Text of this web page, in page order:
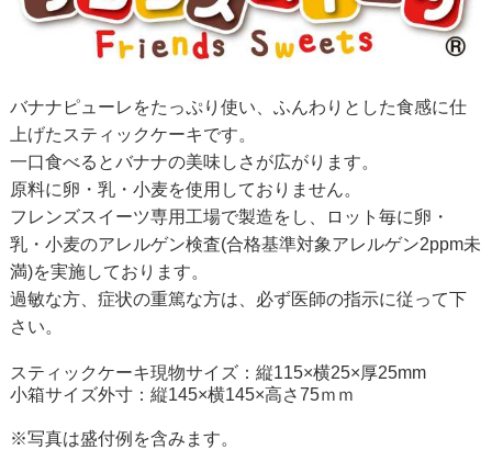
バナナピューレをたっぷり使い、ふんわりとした食感に仕
上げたスティックケーキです。
一口食べるとバナナの美味しさが広がります。
原料に卵・乳・小麦を使用しておりません。
フレンズスイーツ専用工場で製造をし、ロット毎に卵・
乳・小麦のアレルゲン検査(合格基準対象アレルゲン2ppm未
満)を実施しております。
過敏な方、症状の重篤な方は、必ず医師の指示に従って下
さい。
スティックケーキ現物サイズ：縦115×横25×厚25mm
小箱サイズ外寸：縦145×横145×高さ75ｍｍ
※写真は盛付例を含みます。